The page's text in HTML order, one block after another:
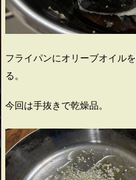
フライパンにオリーブオイル
る。
今回は手抜きで乾燥品。